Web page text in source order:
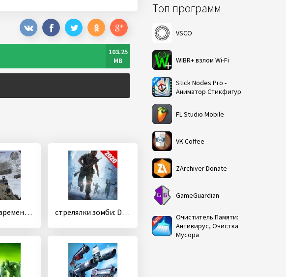
Топ программ
VSCO
WIBR+ взлом Wi-Fi
Stick Nodes Pro -
Аниматор Стикфигур
FL Studio Mobile
VK Coffee
ZArchiver Donate
GameGuardian
Очиститель Памяти:
Антивирус, Очистка
Мусора
103.25
MB
Правила современной мировой войны: стрелялки игра стрелялки зомби: DEAD TARGET- оффлайн игры